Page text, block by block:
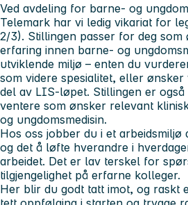
Ved avdeling for barne- og
Telemark har vi ledig vikariat for
2/3). Stillingen passer for deg som
erfaring innen barne- og
utviklende miljø – enten du
som videre spesialitet, eller
del av LIS-løpet. Stillingen er
ventere som ønsker relevant
og ungdomsmedisin.
Hos oss jobber du i et arbeidsmiljø
og det å løfte hverandre i
arbeidet. Det er lav terskel for
tilgjengelighet på erfarne kolleger.
Her blir du godt tatt imot, og raskt